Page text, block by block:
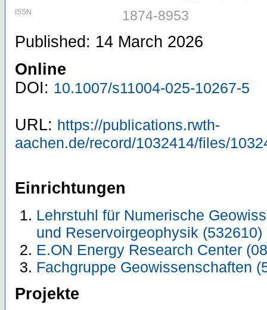
ISSN 1874-8953
Published: 14 March 2026
Online
DOI: 10.1007/s11004-025-10267-5
URL: https://publications.rwth-
aachen.de/record/1032414/files/
Einrichtungen
Lehrstuhl für Numerische
und Reservoirgeophysik (532610)
E.ON Energy Research Center
Fachgruppe Geowissenschaften
Projekte